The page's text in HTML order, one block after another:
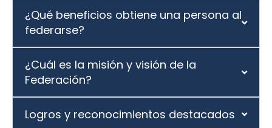
¿Qué beneficios obtiene una persona al
federarse?
¿Cuál es la misión y visión de la
Federación?
Logros y reconocimientos destacados